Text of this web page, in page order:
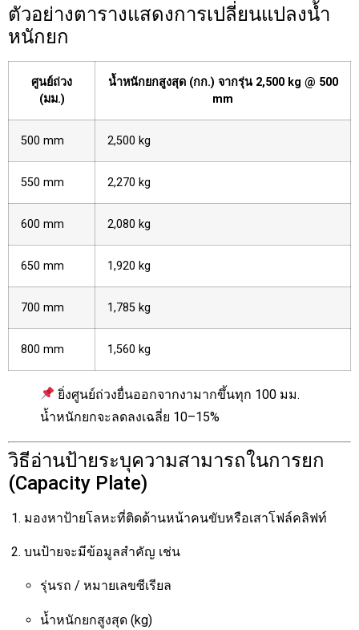
ตัวอย่างตารางแสดงการเปลี่ยนแปลงน้ำ
หนักยก
ศูนย์ถ่วง
(มม.)
น้ำหนักยกสูงสุด (กก.) จากรุ่น 2,500 kg @ 500
mm
500 mm 2,500 kg
550 mm 2,270 kg
600 mm 2,080 kg
650 mm 1,920 kg
700 mm 1,785 kg
800 mm 1,560 kg
ยิ่งศูนย์ถ่วงยื่นออกจากงามากขึ้นทุก 100 มม.
น้ำหนักยกจะลดลงเฉลี่ย 10–15%
วิธีอ่านป้ายระบุความสามารถในการยก
(Capacity Plate)
มองหาป้ายโลหะที่ติดด้านหน้าคนขับหรือเสาโฟล์คลิฟท์
บนป้ายจะมีข้อมูลสำคัญ เช่น
รุ่นรถ / หมายเลขซีเรียล
น้ำหนักยกสูงสุด (kg)